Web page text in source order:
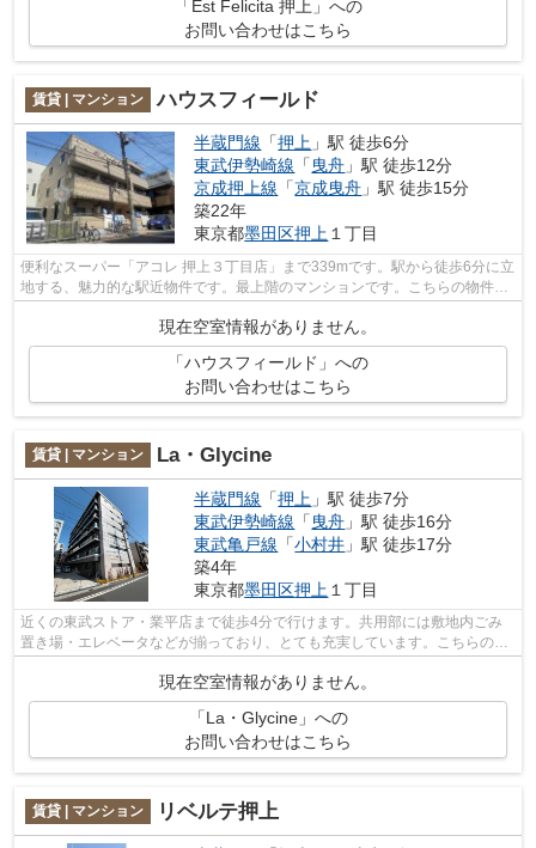
「Est Felicita 押上」への
お問い合わせはこちら
賃貸 | マンション ハウスフィールド
半蔵門線 「押上 」駅 徒歩6分
東武伊勢崎線 「 曳舟 」駅 徒歩12分
京成押上線 「京成曳舟 」駅 徒歩15分
築22年
東京都墨田区押上 １丁目
便利なスーパー「アコレ 押上３丁目店」まで339mです。駅から徒歩6分に立
地する、魅力的な駅近物件です。最上階のマンションです。こちらの物件で
は初期費用をカードでお支払いいただ...
現在空室情報がありません。
「ハウスフィールド」への
お問い合わせはこちら
賃貸 | マンション La・Glycine
半蔵門線 「押上 」駅 徒歩7分
東武伊勢崎線 「 曳舟 」駅 徒歩16分
東武亀戸線 「小村井 」駅 徒歩17分
築4年
東京都墨田区押上 １丁目
近くの東武ストア・業平店まで徒歩4分で行けます。共用部には敷地内ごみ
置き場・エレベータなどが揃っており、とても充実しています。こちらの物
現在空室情報がありません。
「La・Glycine」への
お問い合わせはこちら
賃貸 | マンション リベルテ押上